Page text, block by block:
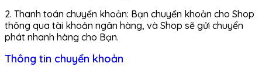
2. Thanh toán chuyển khoản: Bạn chuyển khoản cho Shop
thông qua tài khoản ngân hàng, và Shop sẽ gửi chuyển
phát nhanh hàng cho Bạn.
Thông tin chuyển khoản